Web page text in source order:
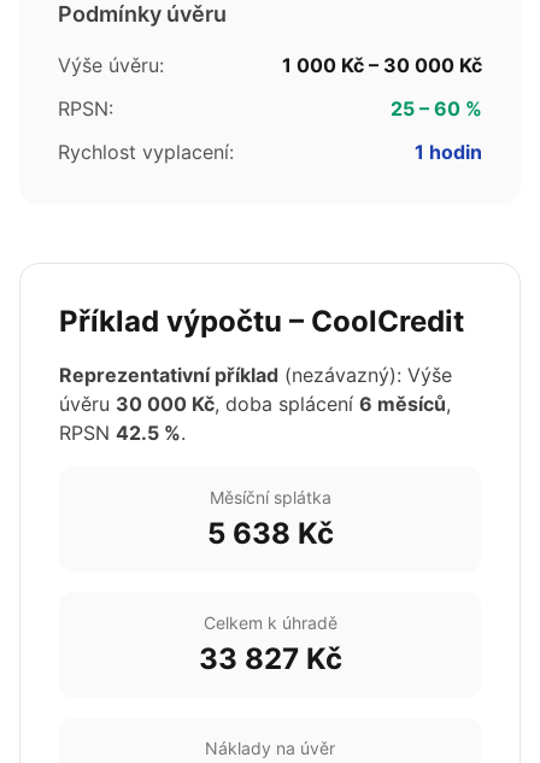
Podmínky úvěru
Výše úvěru:
1 000 Kč – 30 000 Kč
RPSN:
25 – 60 %
Rychlost vyplacení:
1 hodin
Příklad výpočtu – CoolCredit
Reprezentativní příklad (nezávazný): Výše
úvěru 30 000 Kč, doba splácení 6 měsíců,
RPSN 42.5 %.
Měsíční splátka
5 638 Kč
Celkem k úhradě
33 827 Kč
Náklady na úvěr